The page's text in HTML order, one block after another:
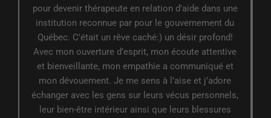
pour devenir thérapeute en relation d’aide dans une
institution reconnue par pour le gouvernement du
Québec. C’était un rêve caché:) un désir profond!
Avec mon ouverture d’esprit, mon écoute attentive
et bienveillante, mon empathie a communiqué et
mon dévouement. Je me sens à l’aise et j’adore
échanger avec les gens sur leurs vécus personnels,
leur bien-être intérieur ainsi que leurs blessures